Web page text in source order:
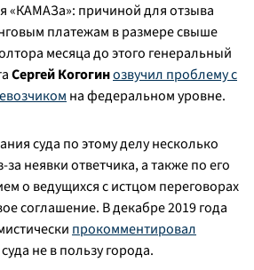
«КАМАЗа»: причиной для отзыва
платежам в размере свыше
месяца до этого генеральный
Сергей Когогинозвучил проблему с
на федеральном уровне.
суда по этому делу несколько
неявки ответчика, а также по его
о ведущихся с истцом переговорах
соглашение. В декабре 2019 года
прокомментировал
не в пользу города.